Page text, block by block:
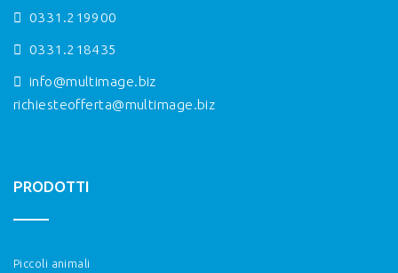
0331.219900
0331.218435
info@multimage.biz
richiesteofferta@multimage.biz
PRODOTTI
Piccoli animali